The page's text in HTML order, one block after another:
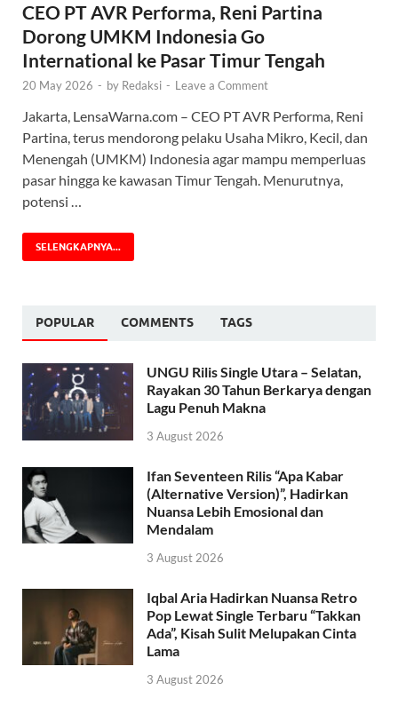
CEO PT AVR Performa, Reni Partina
Dorong UMKM Indonesia Go
International ke Pasar Timur Tengah
20 May 2026 - by Redaksi - Leave a Comment
Jakarta, LensaWarna.com – CEO PT AVR Performa, Reni
Partina, terus mendorong pelaku Usaha Mikro, Kecil, dan
Menengah (UMKM) Indonesia agar mampu memperluas
pasar hingga ke kawasan Timur Tengah. Menurutnya,
potensi …
SELENGKAPNYA...
POPULAR COMMENTS TAGS
UNGU Rilis Single Utara – Selatan,
Rayakan 30 Tahun Berkarya dengan
Lagu Penuh Makna
3 August 2026
Ifan Seventeen Rilis “Apa Kabar
(Alternative Version)”, Hadirkan
Nuansa Lebih Emosional dan
Mendalam
3 August 2026
Iqbal Aria Hadirkan Nuansa Retro
Pop Lewat Single Terbaru “Takkan
Ada”, Kisah Sulit Melupakan Cinta
Lama
3 August 2026